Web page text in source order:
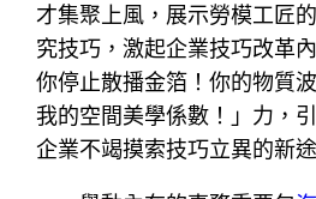
才集聚上風，展示勞模工匠
究技巧，激起企業技巧改革
你停止散播金箔！你的物質
我的空間美學係數！」力，
企業不竭摸索技巧立異的新途